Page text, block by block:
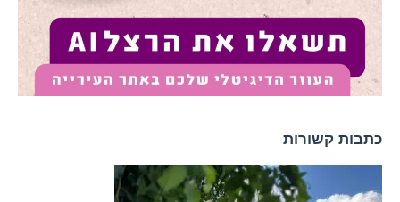
כתבות קשורות